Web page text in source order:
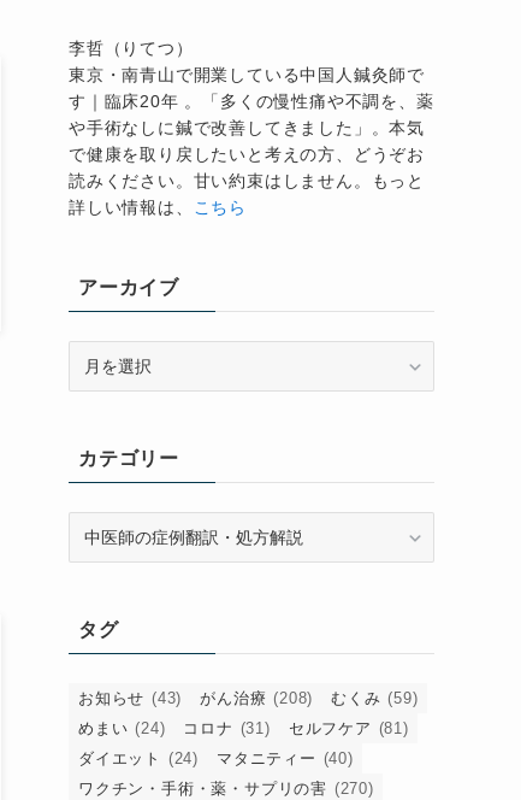
李哲（りてつ）
東京・南青山で開業している中国人鍼灸師で
す｜臨床20年 。「多くの慢性痛や不調を、薬
や手術なしに鍼で改善してきました」。本気
で健康を取り戻したいと考えの方、どうぞお
読みください。甘い約束はしません。もっと
詳しい情報は、 こちら
アーカイブ
ブカテゴリー
ータグ
お知らせ (43) がん治療 (208) むくみ (59)
めまい (24) コロナ (31) セルフケア (81)
ダイエット
(24) マタニティー (40)
ワクチン・手術・薬・サプリの害 (270)